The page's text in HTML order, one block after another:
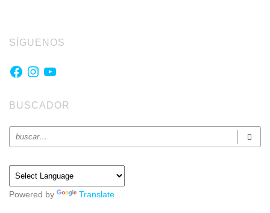
SÍGUENOS
Facebook
Instagram
YouTube
BUSCADOR
Powered by Translate